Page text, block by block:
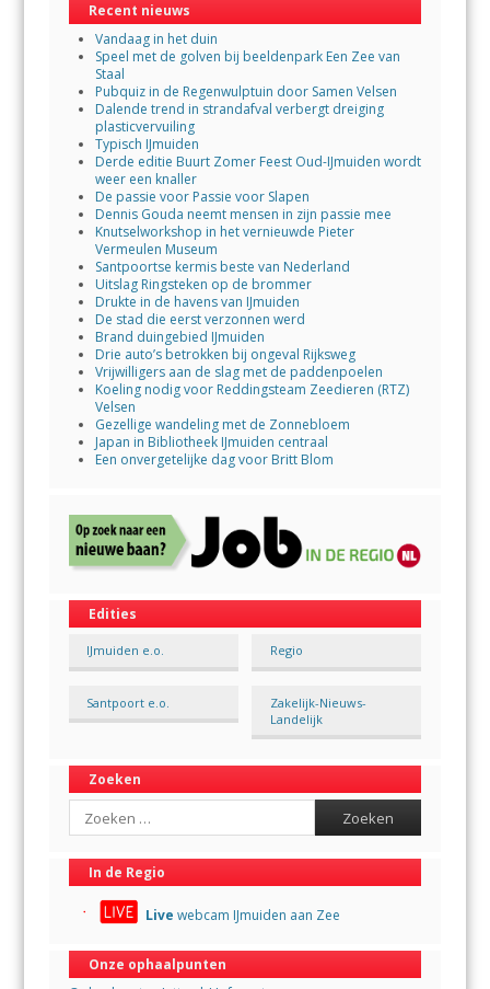
Recent nieuws
Vandaag in het duin
Speel met de golven bij beeldenpark Een Zee van
Staal
Pubquiz in de Regenwulptuin door Samen Velsen
Dalende trend in strandafval verbergt dreiging
plasticvervuiling
Typisch IJmuiden
Derde editie Buurt Zomer Feest Oud-IJmuiden wordt
weer een knaller
De passie voor Passie voor Slapen
Dennis Gouda neemt mensen in zijn passie mee
Knutselworkshop in het vernieuwde Pieter
Vermeulen Museum
Santpoortse kermis beste van Nederland
Uitslag Ringsteken op de brommer
Drukte in de havens van IJmuiden
De stad die eerst verzonnen werd
Brand duingebied IJmuiden
Drie auto’s betrokken bij ongeval Rijksweg
Vrijwilligers aan de slag met de paddenpoelen
Koeling nodig voor Reddingsteam Zeedieren (RTZ)
Velsen
Gezellige wandeling met de Zonnebloem
Japan in Bibliotheek IJmuiden centraal
Een onvergetelijke dag voor Britt Blom
Edities
IJmuiden e.o. Regio
Santpoort e.o.
Zakelijk-Nieuws-
Landelijk
Zoeken
Search
In de Regio
Live webcam IJmuiden aan Zee
Onze ophaalpunten